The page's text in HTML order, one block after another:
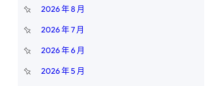
2026 年 8 月
2026 年 7 月
2026 年 6 月
2026 年 5 月